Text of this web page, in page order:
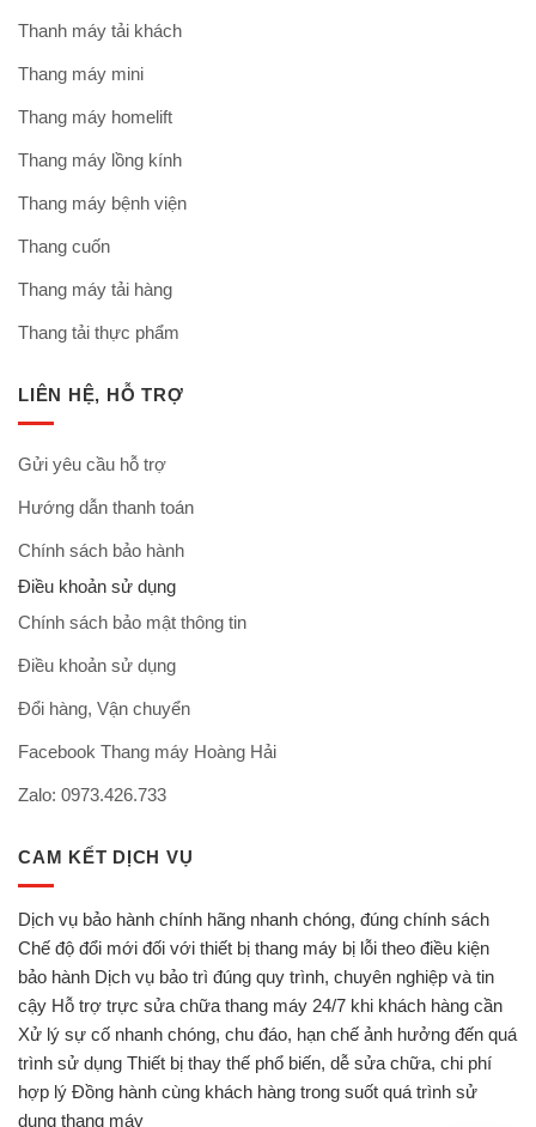
Thanh máy tải khách
Thang máy mini
Thang máy homelift
Thang máy lồng kính
Thang máy bệnh viện
Thang cuốn
Thang máy tải hàng
Thang tải thực phẩm
LIÊN HỆ, HỖ TRỢ
Gửi yêu cầu hỗ trợ
Hướng dẫn thanh toán
Chính sách bảo hành
Điều khoản sử dụng
Chính sách bảo mật thông tin
Điều khoản sử dụng
Đổi hàng, Vận chuyển
Facebook Thang máy Hoàng Hải
Zalo: 0973.426.733
CAM KẾT DỊCH VỤ
Dịch vụ bảo hành chính hãng nhanh chóng, đúng chính sách
Chế độ đổi mới đối với thiết bị thang máy bị lỗi theo điều kiện
bảo hành Dịch vụ bảo trì đúng quy trình, chuyên nghiệp và tin
cậy Hỗ trợ trực sửa chữa thang máy 24/7 khi khách hàng cần
Xử lý sự cố nhanh chóng, chu đáo, hạn chế ảnh hưởng đến quá
trình sử dụng Thiết bị thay thế phổ biến, dễ sửa chữa, chi phí
hợp lý Đồng hành cùng khách hàng trong suốt quá trình sử
dụng thang máy